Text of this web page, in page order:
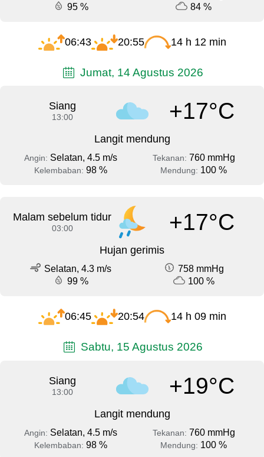
95 %
84 %
06:43 20:55 14 h 12 min
Jumat, 14 Agustus 2026
Siang
13:00 +17°C
Langit mendung
Angin: Selatan, 4.5 m/s Tekanan: 760 mmHg
Kelembaban: 98 % Mendung: 100 %
Malam sebelum tidur
03:00 +17°C
Hujan gerimis
Selatan, 4.3 m/s
758 mmHg
99 %
100 %
06:45 20:54 14 h 09 min
Sabtu, 15 Agustus 2026
Siang
13:00 +19°C
Langit mendung
Angin: Selatan, 4.5 m/s Tekanan: 760 mmHg
Kelembaban: 98 % Mendung: 100 %